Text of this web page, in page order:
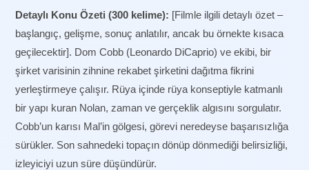
Detaylı Konu Özeti (300 kelime): [Filmle ilgili detaylı özet –
başlangıç, gelişme, sonuç anlatılır, ancak bu örnekte kısaca
geçilecektir]. Dom Cobb (Leonardo DiCaprio) ve ekibi, bir
şirket varisinin zihnine rekabet şirketini dağıtma fikrini
yerleştirmeye çalışır. Rüya içinde rüya konseptiyle katmanlı
bir yapı kuran Nolan, zaman ve gerçeklik algısını sorgulatır.
Cobb’un karısı Mal’in gölgesi, görevi neredeyse başarısızlığa
sürükler. Son sahnedeki topaçın dönüp dönmediği belirsizliği,
izleyiciyi uzun süre düşündürür.